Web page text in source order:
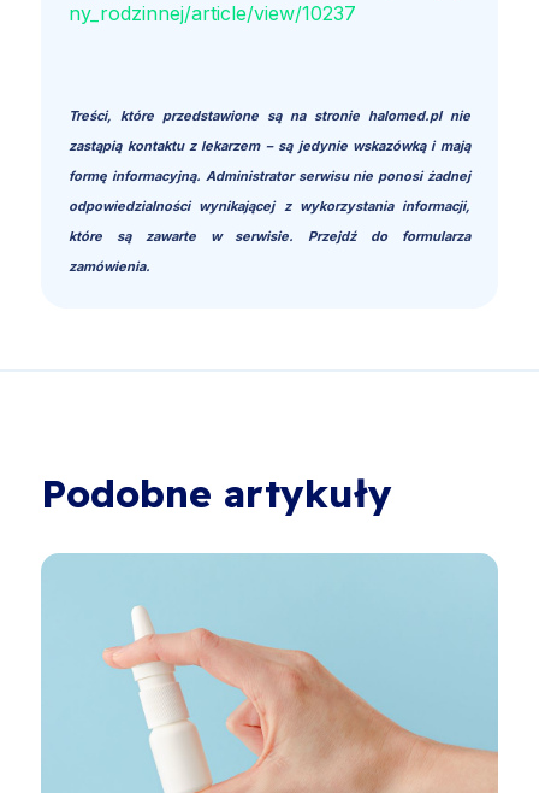
ny_rodzinnej/article/view/10237
Treści, które przedstawione są na stronie halomed.pl nie
zastąpią kontaktu z lekarzem – są jedynie wskazówką i mają
formę informacyjną. Administrator serwisu nie ponosi żadnej
odpowiedzialności wynikającej z wykorzystania informacji,
które są zawarte w serwisie. Przejdź do formularza
zamówienia.
Podobne artykuły